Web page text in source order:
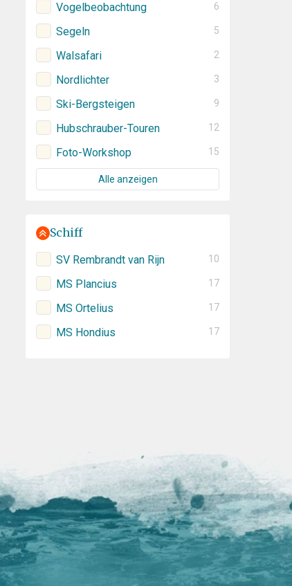
Vogelbeobachtung 6
Segeln 5
Walsafari 2
Nordlichter 3
Ski-Bergsteigen 9
Hubschrauber-Touren 12
Foto-Workshop 15
Alle anzeigen
Schiff
SV Rembrandt van Rijn 10
MS Plancius 17
MS Ortelius 17
MS Hondius 17